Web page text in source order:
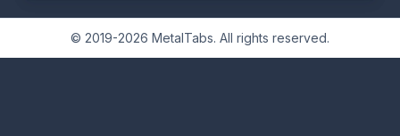
© 2019-2026 MetalTabs. All rights reserved.